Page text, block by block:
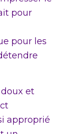
pour
pour les
et
approprié